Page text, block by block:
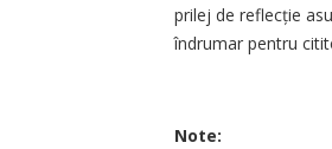
prilej de reflecție
îndrumar pentru
Note: